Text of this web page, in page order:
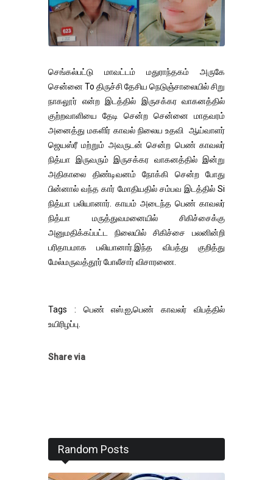
செங்கல்பட்டு மாவட்டம் மதுராந்தகம் அருகே
சென்னை To திருச்சி தேசிய நெடுஞ்சாலையில் சிறு
நாகலூர் என்ற இடத்தில் இருசக்கர வாகனத்தில்
குற்றவாளியை தேடி சென்ற சென்னை மாதவரம்
அனைத்து மகளிர் காவல் நிலைய உதவி ஆய்வாளர்
ஜெயஸ்ரீ மற்றும் அவருடன் சென்ற பெண் காவலர்
நித்யா இருவரும் இருசக்கர வாகனத்தில் இன்று
அதிகாலை திண்டிவனம் நோக்கி சென்ற போது
பின்னால் வந்த கார் மோதியதில் சம்பவ இடத்தில் Si
நித்யா பலியானார். காயம் அடைந்த பெண் காவலர்
நித்யா மருத்துவமனையில் சிகிச்சைக்கு
அனுமதிக்கப்பட்ட நிலையில் சிகிச்சை பலனின்றி
பரிதாபமாக பலியானார்.இந்த விபத்து குறித்து
மேல்மருவத்தூர் போலீசார் விசாரணை.
Tags : பெண் எஸ்.ஐ,பெண் காவலர் விபத்தில்
உயிரிழப்பு.
Share via
Random Posts